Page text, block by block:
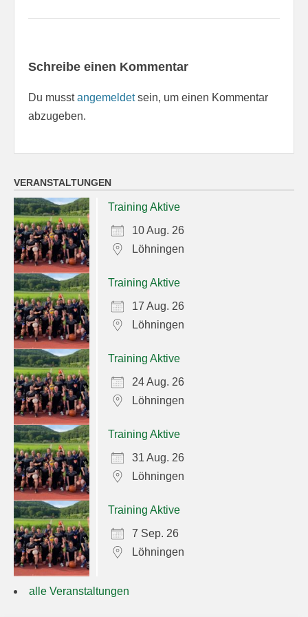
Schreibe einen Kommentar
Du musstangemeldetsein, um einen Kommentar
abzugeben.
VERANSTALTUNGEN
Training Aktive
10 Aug. 26
Löhningen
Training Aktive
17 Aug. 26
Löhningen
Training Aktive
24 Aug. 26
Löhningen
Training Aktive
31 Aug. 26
Löhningen
Training Aktive
7 Sep. 26
Löhningen
alle Veranstaltungen